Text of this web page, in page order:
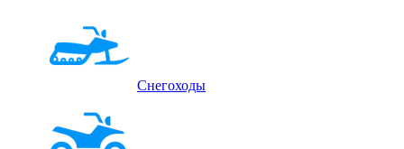
Снегоходы